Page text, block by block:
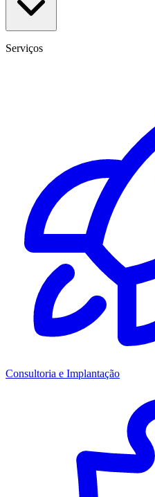
Serviços
Consultoria e Implantação